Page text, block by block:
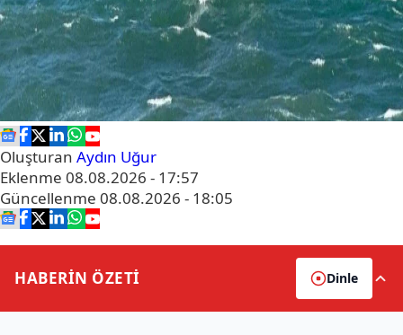
Oluşturan Aydın Uğur
Eklenme 08.08.2026 - 17:57
Güncellenme 08.08.2026 - 18:05
HABERİN ÖZETİ Dinle